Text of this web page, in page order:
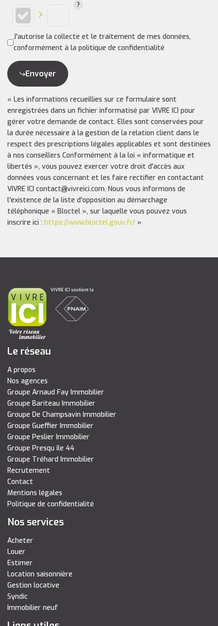
J'autorise la collecte et le traitement de mes données,
conformément à la politique de confidentialité
Envoyer
« Les informations recueillies sur ce formulaire sont
enregistrées dans un fichier informatisé par VIVRE ICI pour
gérer votre demande de contact. Elles sont conservées pour
la durée nécessaire à la gestion de la relation client dans le
respect des prescriptions légales applicables et sont destinées
à nos conseillers Conformément à la loi « informatique et
libertés », vous pouvez exercer votre droit d'accès aux
données vous concernant et les faire rectifier en contactant
VIVRE ICI contact@vivreici.com. Nous vous informons de
l'existence de la liste d'opposition au démarchage
téléphonique « Bloctel », sur laquelle vous pouvez vous
inscrire ici : https://www.bloctel.gouv.fr/ »
Le réseau
A propos
Nos agences
Groupe Arnaud Fay Immobilier
Groupe Bariteau Immobilier
Groupe De Champsavin Immobilier
Groupe Gueffier Immobilier
Groupe Peslier Immobilier
Groupe Presqu île 44
Groupe Tréhard Immobilier
Recrutement
Contact
Mentions légales
Politique de confidentialité
Nos services
Acheter
Louer
Estimer
Location saisonnière
Gestion locative
Syndic
Immobilier neuf